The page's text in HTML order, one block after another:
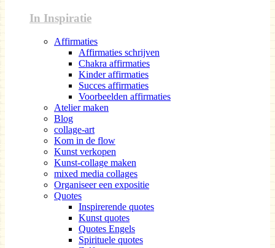
In Inspiratie
Affirmaties
Affirmaties schrijven
Chakra affirmaties
Kinder affirmaties
Succes affirmaties
Voorbeelden affirmaties
Atelier maken
Blog
collage-art
Kom in de flow
Kunst verkopen
Kunst-collage maken
mixed media collages
Organiseer een expositie
Quotes
Inspirerende quotes
Kunst quotes
Quotes Engels
Spirituele quotes